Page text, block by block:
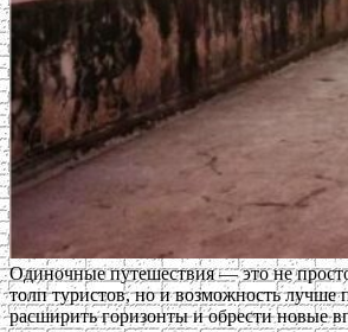
Одиночные путешествия — это не
толп туристов, но и возможность лучше
расширить горизонты и обрести новые